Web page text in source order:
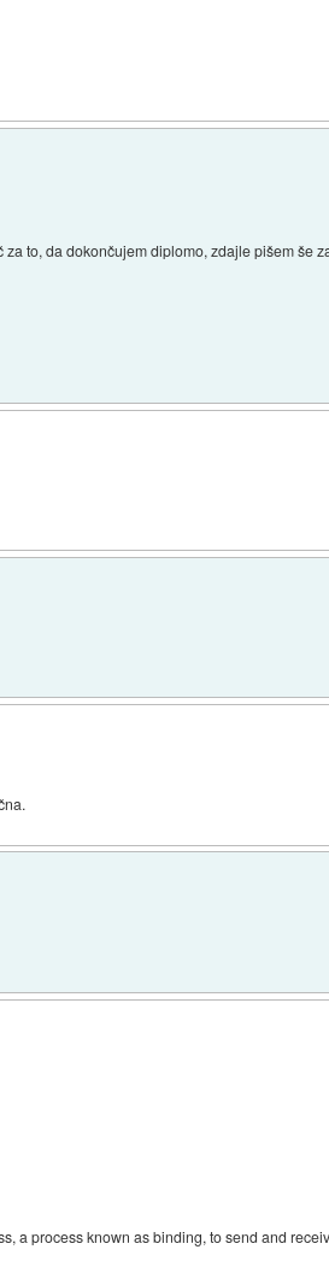
to, da dokončujem diplomo, zdajle pišem še
a process known as binding, to send and